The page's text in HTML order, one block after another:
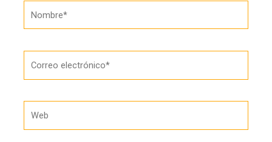
electrónico*